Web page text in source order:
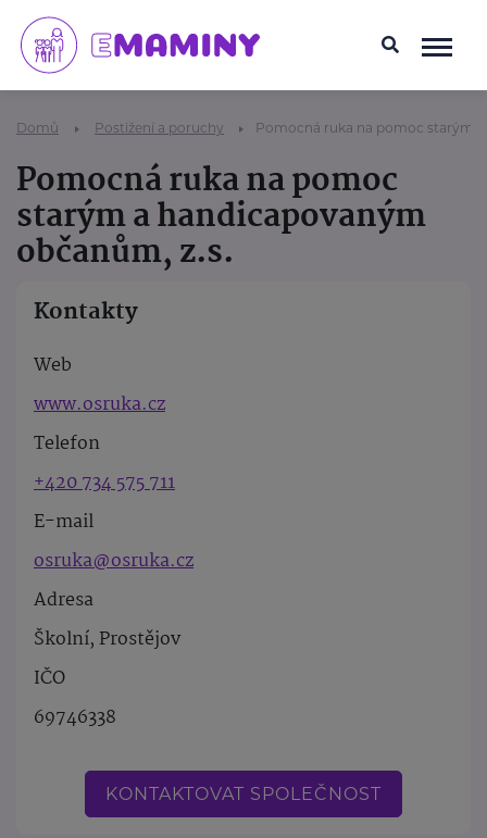
Domů Postižení a poruchy Pomocná ruka na pomoc starým
Pomocná ruka na pomoc
starým a handicapovaným
občanům, z.s.
Kontakty
Web
www.osruka.cz
Telefon
+420 734 575 711
E-mail
osruka@osruka.cz
Adresa
Školní, Prostějov
IČO
69746338
KONTAKTOVAT SPOLEČNOST